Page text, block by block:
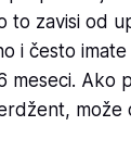
to zavisi od
i često
meseci. Ako
može